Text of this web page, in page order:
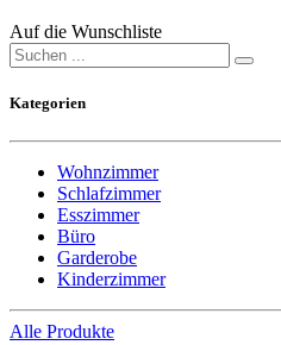
Auf die Wunschliste
Kategorien
Wohnzimmer
Schlafzimmer
Esszimmer
Büro
Garderobe
Kinderzimmer
Alle Produkte